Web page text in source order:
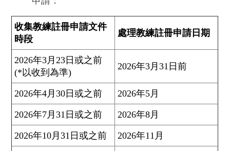
收集教練註冊申請文件
時段
處理教練註冊申請日期
2026年3月23日或之前
(*以收到為準)
2026年3月31日前
2026年4月30日或之前 2026年5月
2026年7月31日或之前 2026年8月
2026年10月31日或之前 2026年11月